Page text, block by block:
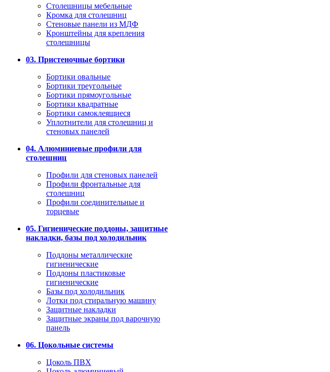
Столешницы мебельные
Кромка для столешниц
Стеновые панели из МДФ
Кронштейны для крепления
столешницы
03. Пристеночные бортики
Бортики овальные
Бортики треугольные
Бортики прямоугольные
Бортики квадратные
Бортики самоклеящиеся
Уплотнители для столешниц и
стеновых панелей
04. Алюминиевые профили для
столешниц
Профили для стеновых панелей
Профили фронтальные для
столешниц
Профили соединительные и
торцевые
05. Гигиенические поддоны, защитные
накладки, базы под холодильник
Поддоны металлические
гигиенические
Поддоны пластиковые
гигиенические
Базы под холодильник
Лотки под стиральную машину
Защитные накладки
Защитные экраны под варочную
панель
06. Цокольные системы
Цоколь ПВХ